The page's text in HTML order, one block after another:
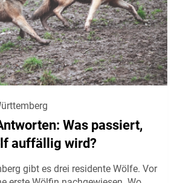
Was passiert,
auffällig wird?
gibt es drei residente Wölfe. Vor